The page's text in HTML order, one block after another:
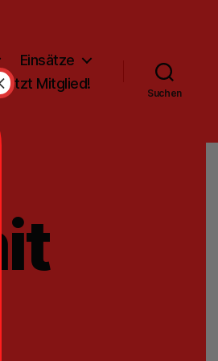
Einsätze
jetzt Mitglied!
Suchen